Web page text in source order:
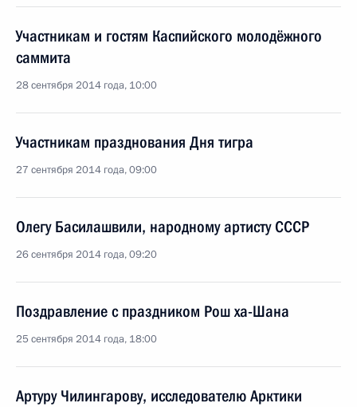
Участникам и гостям Каспийского молодёжного
саммита
28 сентября 2014 года, 10:00
Участникам празднования Дня тигра
27 сентября 2014 года, 09:00
Олегу Басилашвили, народному артисту СССР
26 сентября 2014 года, 09:20
Поздравление с праздником Рош ха-Шана
25 сентября 2014 года, 18:00
Артуру Чилингарову, исследователю Арктики